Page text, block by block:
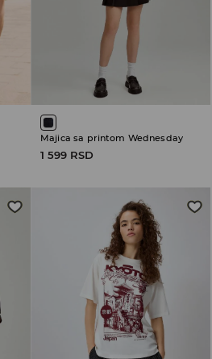
Majica sa printom Wednesday
1 599 RSD